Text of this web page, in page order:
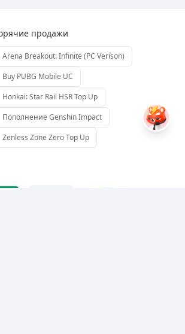
продажи
Arena Breakout: Infinite (PC Verison)
Buy PUBG Mobile UC
Honkai: Star Rail HSR Top Up
Пополнение Genshin Impact
Zenless Zone Zero Top Up